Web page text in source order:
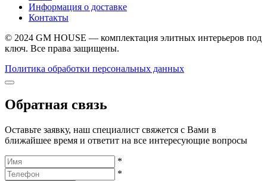
Информация о доставке
Контакты
© 2024 GM HOUSE — комплектация элитных интерьеров под
ключ. Все права защищены.
Политика обработки персональных данных
Обратная связь
Оставьте заявку, наш специалист свяжется с Вами в
ближайшее время и ответит на все интересующие вопросы
*
*